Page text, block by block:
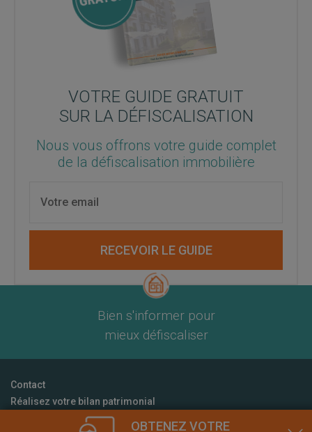
OBTENEZ VOTRE
VOTRE GUIDE GRATUIT
SUR LA DÉFISCALISATION
Nous vous offrons votre guide complet
de la défiscalisation immobilière
RECEVOIR LE GUIDE
Bien s'informer pour
mieux défiscaliser
Contact
Réalisez votre bilan patrimonial